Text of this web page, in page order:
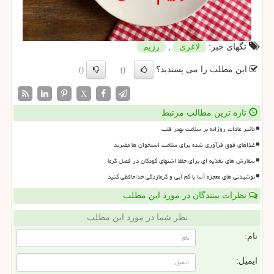
تگهای خبر: لاغری رژیم
این مطلب را می پسندید؟ ()
()
X
تازه ترین مطالب مرتبط
تأثیر عادات روزانه بر سلامت بهتر قلب
غذاهای فوق فرآوری شده برای سلامت استخوان ها مضرند
سفارش های تغذیه ای برای حفظ اشتهای کودکان در فصل گرما
نوشیدنی های معجزه آسا با کم آبی و گرمازدگی خداحافظی کنید
نظرات بینندگان در مورد این مطلب
نظر شما در مورد این مطلب
نام:
ایمیل: